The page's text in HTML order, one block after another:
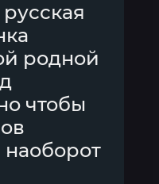
родной
чтобы